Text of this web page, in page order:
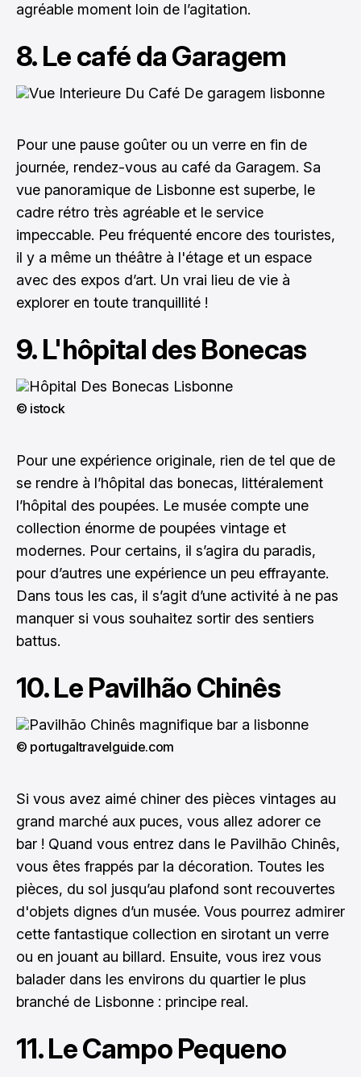
agréable moment loin de l’agitation.
8. Le café da Garagem
Pour une pause goûter ou un verre en fin de
journée, rendez-vous au café da Garagem. Sa
vue panoramique de Lisbonne est superbe, le
cadre rétro très agréable et le service
impeccable. Peu fréquenté encore des touristes,
il y a même un théâtre à l'étage et un espace
avec des expos d’art. Un vrai lieu de vie à
explorer en toute tranquillité !
9. L'hôpital des Bonecas
© istock
Pour une expérience originale, rien de tel que de
se rendre à l’hôpital das bonecas, littéralement
l’hôpital des poupées. Le musée compte une
collection énorme de poupées vintage et
modernes. Pour certains, il s’agira du paradis,
pour d’autres une expérience un peu effrayante.
Dans tous les cas, il s’agit d’une activité à ne pas
manquer si vous souhaitez sortir des sentiers
battus.
10. Le Pavilhão Chinês
© portugaltravelguide.com
Si vous avez aimé chiner des pièces vintages au
grand marché aux puces, vous allez adorer ce
bar ! Quand vous entrez dans le Pavilhão Chinês,
vous êtes frappés par la décoration. Toutes les
pièces, du sol jusqu’au plafond sont recouvertes
d'objets dignes d’un musée. Vous pourrez admirer
cette fantastique collection en sirotant un verre
ou en jouant au billard. Ensuite, vous irez vous
balader dans les environs du quartier le plus
branché de Lisbonne : principe real.
11. Le Campo Pequeno